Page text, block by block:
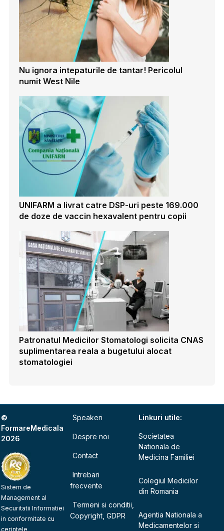
Nu ignora intepaturile de tantar! Pericolul
numit West Nile
UNIFARM a livrat catre DSP-uri peste 169.000
de doze de vaccin hexavalent pentru copii
Patronatul Medicilor Stomatologi solicita CNAS
suplimentarea reala a bugetului alocat
stomatologiei
©
FormareMedicala
2026
Sistem de
Management al
Securitatii Informatiei
in conformitate cu
cerintele
Speakeri
Despre noi
Contact
Intrebari
frecvente
Termeni si conditii,
Copyright, GDPR
Linkuri utile:
Societatea
Nationala de
Medicina Familiei
Colegiul Medicilor
din Romania
Agentia Nationala a
Medicamentelor si